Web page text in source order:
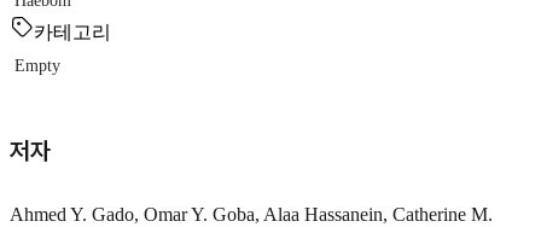
카테고리
Empty
저자
Ahmed Y. Gado, Omar Y. Goba, Alaa Hassanein, Catherine M.